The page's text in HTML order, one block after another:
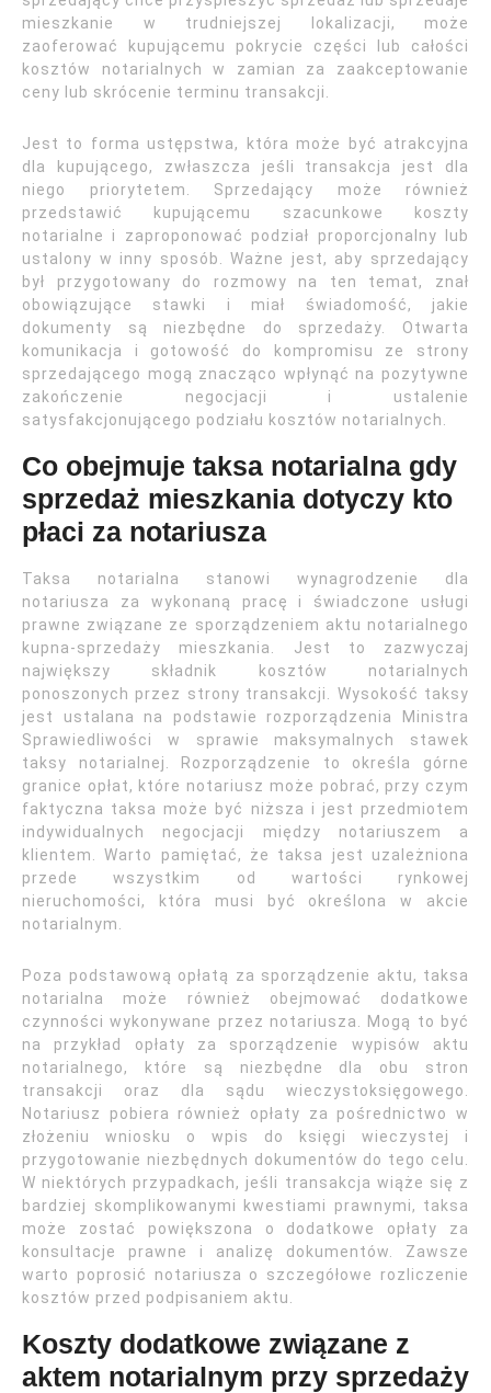
mieszkanie w trudniejszej lokalizacji, może
zaoferować kupującemu pokrycie części lub całości
kosztów notarialnych w zamian za zaakceptowanie
ceny lub skrócenie terminu transakcji.
Jest to forma ustępstwa, która może być atrakcyjna
dla kupującego, zwłaszcza jeśli transakcja jest dla
niego priorytetem. Sprzedający może również
przedstawić kupującemu szacunkowe koszty
notarialne i zaproponować podział proporcjonalny lub
ustalony w inny sposób. Ważne jest, aby sprzedający
był przygotowany do rozmowy na ten temat, znał
obowiązujące stawki i miał świadomość, jakie
dokumenty są niezbędne do sprzedaży. Otwarta
komunikacja i gotowość do kompromisu ze strony
sprzedającego mogą znacząco wpłynąć na pozytywne
zakończenie negocjacji i ustalenie
satysfakcjonującego podziału kosztów notarialnych.
Co obejmuje taksa notarialna gdy
sprzedaż mieszkania dotyczy kto
płaci za notariusza
Taksa notarialna stanowi wynagrodzenie dla
notariusza za wykonaną pracę i świadczone usługi
prawne związane ze sporządzeniem aktu notarialnego
kupna-sprzedaży mieszkania. Jest to zazwyczaj
największy składnik kosztów notarialnych
ponoszonych przez strony transakcji. Wysokość taksy
jest ustalana na podstawie rozporządzenia Ministra
Sprawiedliwości w sprawie maksymalnych stawek
taksy notarialnej. Rozporządzenie to określa górne
granice opłat, które notariusz może pobrać, przy czym
faktyczna taksa może być niższa i jest przedmiotem
indywidualnych negocjacji między notariuszem a
klientem. Warto pamiętać, że taksa jest uzależniona
przede wszystkim od wartości rynkowej
nieruchomości, która musi być określona w akcie
notarialnym.
Poza podstawową opłatą za sporządzenie aktu, taksa
notarialna może również obejmować dodatkowe
czynności wykonywane przez notariusza. Mogą to być
na przykład opłaty za sporządzenie wypisów aktu
notarialnego, które są niezbędne dla obu stron
transakcji oraz dla sądu wieczystoksięgowego.
Notariusz pobiera również opłaty za pośrednictwo w
złożeniu wniosku o wpis do księgi wieczystej i
przygotowanie niezbędnych dokumentów do tego celu.
W niektórych przypadkach, jeśli transakcja wiąże się z
bardziej skomplikowanymi kwestiami prawnymi, taksa
może zostać powiększona o dodatkowe opłaty za
konsultacje prawne i analizę dokumentów. Zawsze
warto poprosić notariusza o szczegółowe rozliczenie
kosztów przed podpisaniem aktu.
Koszty dodatkowe związane z
aktem notarialnym przy sprzedaży